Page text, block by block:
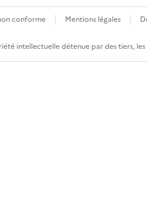
conforme Mentions légales
intellectuelle détenue par des tiers,